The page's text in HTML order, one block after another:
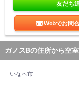
友だち
Webでお問
ガノスBの住所から空
いなべ市